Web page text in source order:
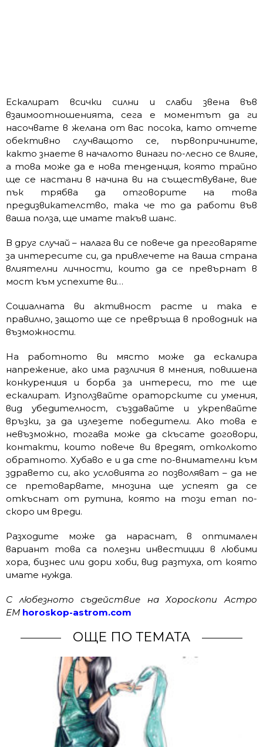
Ескалират всички силни и слаби звена във
взаимоотношенията, сега е моментът да ги
насочвате в желана от вас посока, като отчете
обективно случващото се, първопричините,
както знаете в началото винаги по-лесно се влияе,
а това може да е нова тенденция, която трайно
ще се настани в начина ви на съществуване, вие
пък трябва да отговорите на това
предизвикателство, така че то да работи във
ваша полза, ще имате такъв шанс.
В друг случай – налага ви се повече да преговаряте
за интересите си, да привлечете на ваша страна
влиятелни личности, които да се превърнат в
мост към успехите ви…
Социалната ви активност расте и така е
правилно, защото ще се превръща в проводник на
възможности.
На работното ви място може да ескалира
напрежение, ако има различия в мнения, повишена
конкуренция и борба за интереси, то те ще
ескалират. Използвайте ораторските си умения,
вид убедителност, създавайте и укрепвайте
връзки, за да излезете победители. Ако това е
невъзможно, тогава може да скъсате договори,
контакти, които повече ви вредят, отколкото
обратното. Хубаво е и да сте по-внимателни към
здравето си, ако условията го позволяват – да не
се претоварвате, мнозина ще успеят да се
откъснат от рутина, която на този етап по-
скоро им вреди.
Разходите може да нараснат, в оптимален
вариант това са полезни инвестиции в любими
хора, бизнес или дори хоби, вид разтуха, от която
имате нужда.
С любезното съдействие на Хороскопи Астро
ЕМ horoskop-astrom.com
ОЩЕ ПО ТЕМАТА